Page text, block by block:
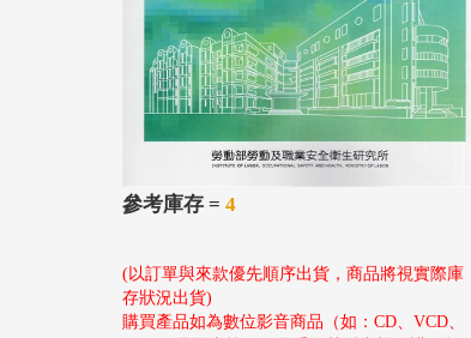
參考庫存 = 4
(以訂單與來款優先順序出貨，商品將視實際庫
存狀況出貨)
購買產品如為數位影音商品（如：CD、VCD、